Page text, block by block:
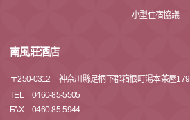
小型住宿協議
南風莊酒店
〒250-0312
神奈川縣足柄下郡箱根町湯本茶屋179
TEL
0460-85-5505
FAX
0460-85-5944